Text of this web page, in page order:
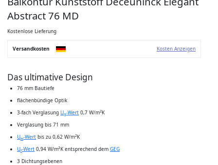
Anfang
Bildgalerie
Abstract 76 MD
Kostenlose Lieferung
Versandkosten Kosten Anzeigen
Das ultimative Design
76 mm Bautiefe
flächenbündige Optik
3-fach Verglasung Ug-Wert 0,7 W/m2K
Verglasung bis 71 mm
Uw-Wert bis zu 0,62 W/m2K
Uf-Wert 0,94 W/m²K entsprechend dem GEG
3 Dichtungsebenen